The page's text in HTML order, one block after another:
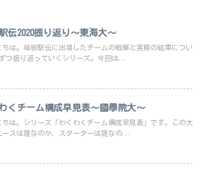
伝2020振り返り～東海大～
ちは。箱根駅伝に出場したチームの戦略と実際の結果につい
つ振り返っていくシリーズ。今回は...
くチーム構成早見表～國學院大～
ちは。シリーズ「わくわくチーム構成早見表」です。この大
ースは誰なのか、スターターは誰なの...